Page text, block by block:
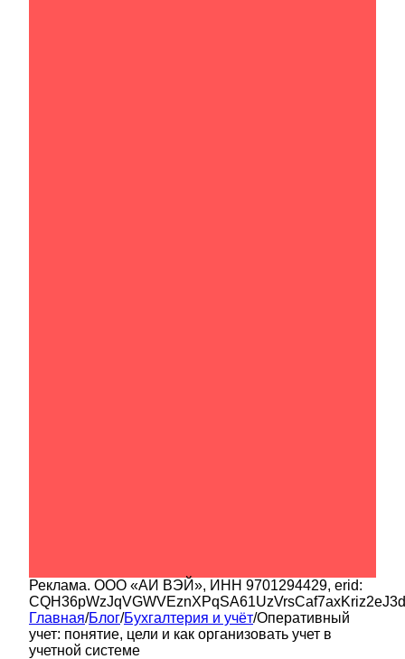
Реклама. ООО «АИ ВЭЙ», ИНН 9701294429, erid:
Главная/Блог/Бухгалтерия и учёт/Оперативный
учет: понятие, цели и как организовать учет в
учетной системе